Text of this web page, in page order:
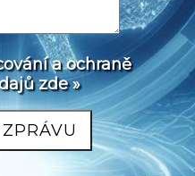
a ochraně
zde »